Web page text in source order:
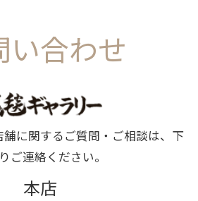
い合わせ
に関するご質問・ご相談は、下
ご連絡ください。
本店